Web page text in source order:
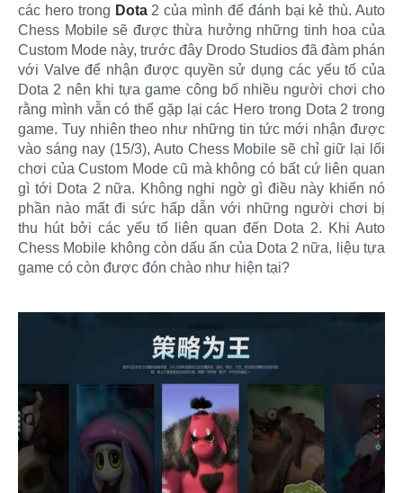
các hero trong Dota2 của mình để đánh bại kẻ thù. Auto
Chess Mobile sẽ được thừa hưởng những tinh hoa của
Custom Mode này, trước đây Drodo Studios đã đàm phán
với Valve để nhận được quyền sử dụng các yếu tố của
Dota 2 nên khi tựa game công bố nhiều người chơi cho
rằng mình vẫn có thể gặp lại các Hero trong Dota 2 trong
game. Tuy nhiên theo như những tin tức mới nhận được
vào sáng nay (15/3), Auto Chess Mobile sẽ chỉ giữ lại lối
chơi của Custom Mode cũ mà không có bất cứ liên quan
gì tới Dota 2 nữa. Không nghi ngờ gì điều này khiến nó
phần nào mất đi sức hấp dẫn với những người chơi bị
thu hút bởi các yếu tố liên quan đến Dota 2. Khi Auto
Chess Mobile không còn dấu ấn của Dota 2 nữa, liệu tựa
game có còn được đón chào như hiện tại?